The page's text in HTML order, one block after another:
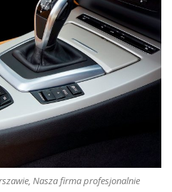
Nasza firma profesjonalnie